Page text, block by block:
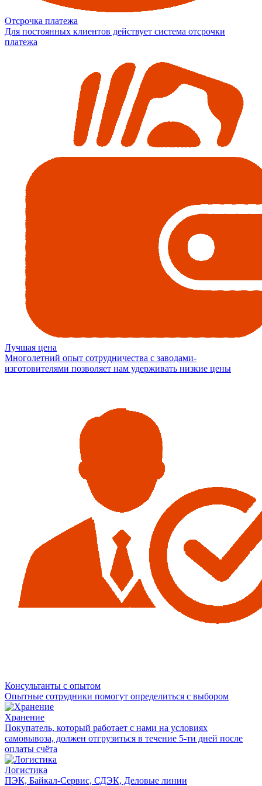
Отсрочка платежа
Для постоянных клиентов действует система отсрочки
платежа
Лучшая цена
Многолетний опыт сотрудничества с заводами-
изготовителями позволяет нам удерживать низкие цены
Консультанты с опытом
Опытные сотрудники помогут определиться с выбором
Хранение
Покупатель, который работает с нами на условиях
самовывоза, должен отгрузиться в течение 5-ти дней после
оплаты счёта
Логистика
ПЭК, Байкал-Сервис, СДЭК, Деловые линии